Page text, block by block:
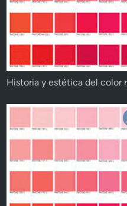
Historia y estética del color